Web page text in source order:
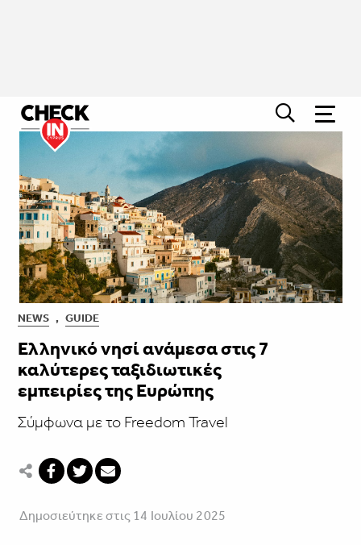
NEWS , GUIDE
Ελληνικό νησί ανάμεσα στις 7
καλύτερες ταξιδιωτικές
εμπειρίες της Ευρώπης
Σύμφωνα με το Freedom Travel
Δημοσιεύτηκε στις 14 Ιουλίου 2025